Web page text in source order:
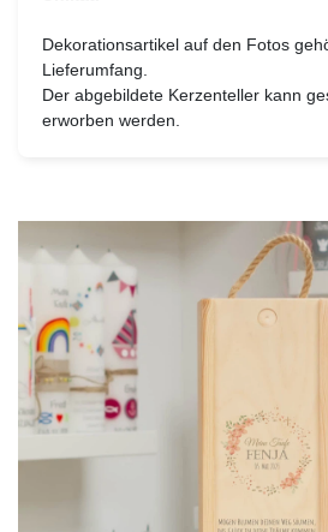
Dekorationsartikel auf den Fotos
Lieferumfang.
Der abgebildete Kerzenteller kann
erworben werden.